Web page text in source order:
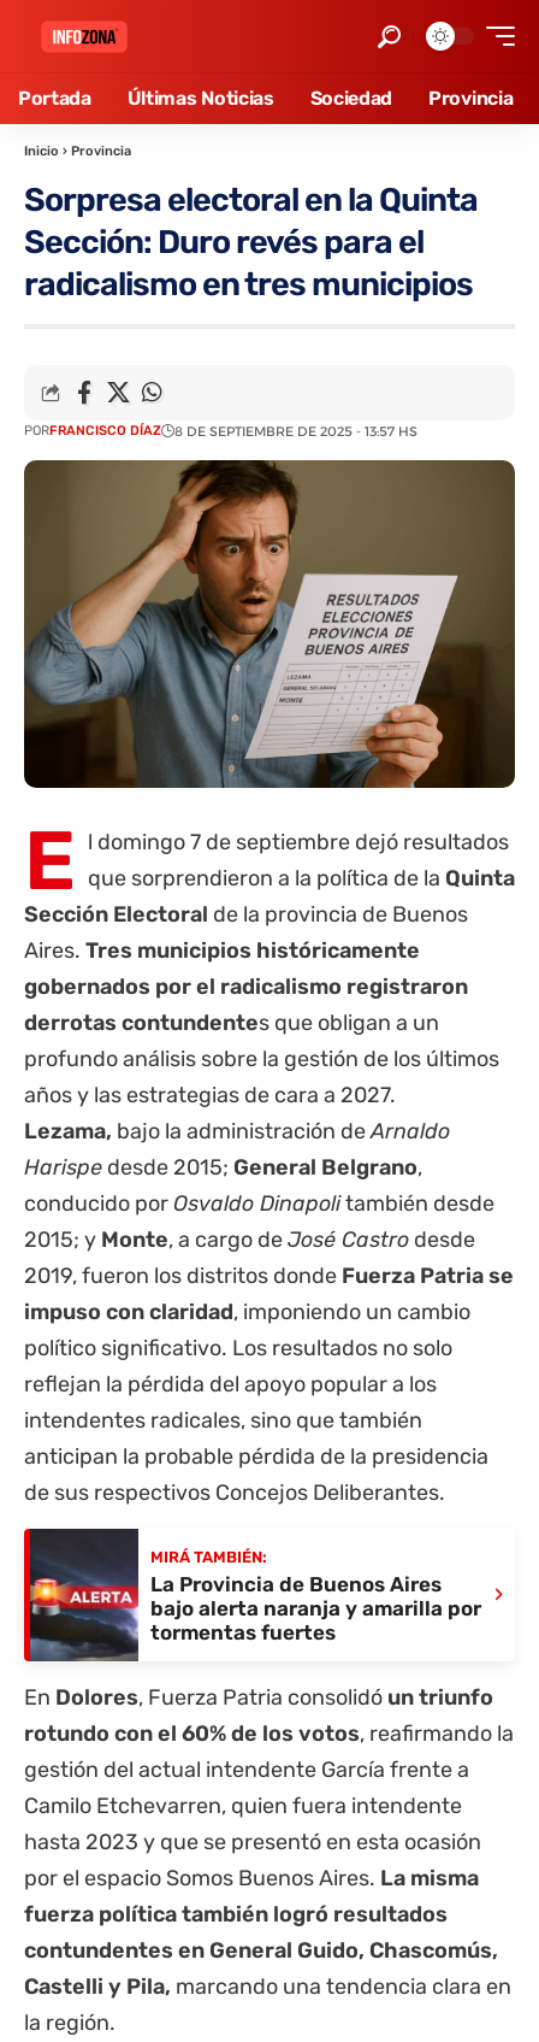
Portada Últimas Noticias Sociedad Provincia
Inicio › Provincia
Sorpresa electoral en la Quinta
Sección: Duro revés para el
radicalismo en tres municipios
PORFRANCISCO DÍAZ 8 DE SEPTIEMBRE DE 2025 - 13:57 HS
E
l domingo 7 de septiembre dejó resultados
que sorprendieron a la política de la Quinta
Sección Electoral de la provincia de Buenos
Aires. Tres municipios históricamente
gobernados por el radicalismo registraron
derrotas contundentes que obligan a un
profundo análisis sobre la gestión de los últimos
años y las estrategias de cara a 2027.
Lezama, bajo la administración deArnaldo
Harispe desde 2015; General Belgrano,
conducido por Osvaldo Dinapolitambién desde
2015; y Monte, a cargo deJosé Castro desde
2019, fueron los distritos donde Fuerza Patria se
impuso con claridad, imponiendo un cambio
político significativo. Los resultados no solo
reflejan la pérdida del apoyo popular a los
intendentes radicales, sino que también
anticipan la probable pérdida de la presidencia
de sus respectivos Concejos Deliberantes.
MIRÁ TAMBIÉN:
La Provincia de Buenos Aires
bajo alerta naranja y amarilla por
tormentas fuertes
›
En Dolores, Fuerza Patria consolidó un triunfo
rotundo con el 60% de los votos, reafirmando la
gestión del actual intendente García frente a
Camilo Etchevarren, quien fuera intendente
hasta 2023 y que se presentó en esta ocasión
por el espacio Somos Buenos Aires. La misma
fuerza política también logró resultados
contundentes en General Guido, Chascomús,
Castelli y Pila, marcando una tendencia clara en
la región.